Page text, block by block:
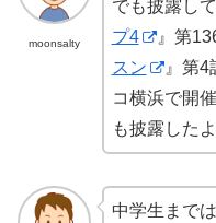
moonsalty
でも披露し
プ4
』第
スン
』第4
コ横浜で開
も披露した
中学生まで